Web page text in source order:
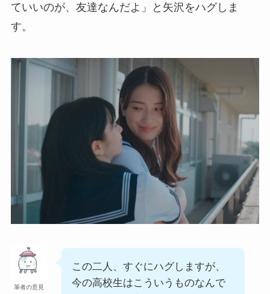
ていいのが、友達なんだよ」と矢沢をハグしま
す。
筆者の意見
この二人、すぐにハグしますが、
今の高校生はこういうものなんで